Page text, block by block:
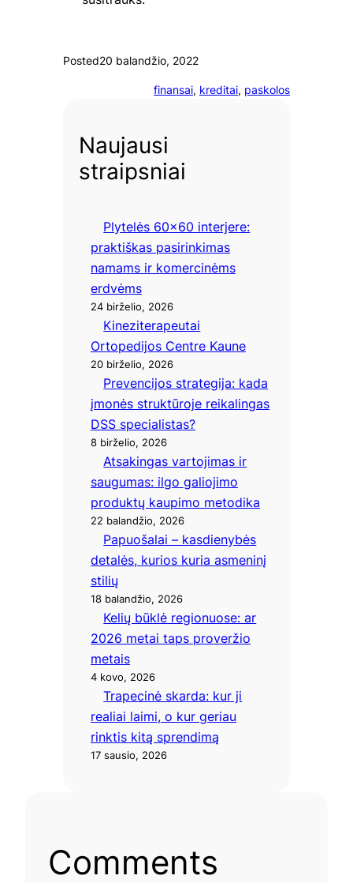
Posted20 balandžio, 2022
finansai, kreditai, paskolos
Naujausi
straipsniai
Plytelės 60×60 interjere:
praktiškas pasirinkimas
namams ir komercinėms
erdvėms
24 birželio, 2026
Kineziterapeutai
Ortopedijos Centre Kaune
20 birželio, 2026
Prevencijos strategija: kada
įmonės struktūroje reikalingas
DSS specialistas?
8 birželio, 2026
Atsakingas vartojimas ir
saugumas: ilgo galiojimo
produktų kaupimo metodika
22 balandžio, 2026
Papuošalai – kasdienybės
detalės, kurios kuria asmeninį
stilių
18 balandžio, 2026
Kelių būklė regionuose: ar
2026 metai taps proveržio
metais
4 kovo, 2026
Trapecinė skarda: kur ji
realiai laimi, o kur geriau
rinktis kitą sprendimą
17 sausio, 2026
Comments